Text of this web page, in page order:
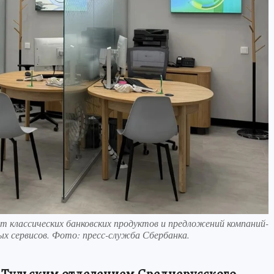
банковских продуктов и предложений компаний-
сервисов. Фото: пресс-служба Сбербанка.